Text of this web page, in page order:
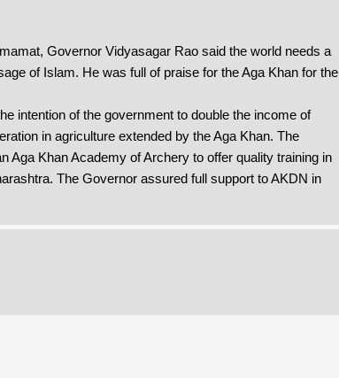
Governor Vidyasagar Rao said the world needs a
of Islam. He was full of praise for the Aga Khan for the
intention of the government to double the income of
in agriculture extended by the Aga Khan. The
Aga Khan Academy of Archery to offer quality training in
The Governor assured full support to AKDN in